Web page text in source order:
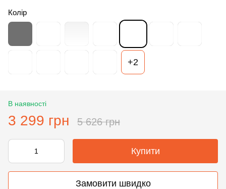
Колір
+2
В наявності
3 299 грн 5 626 грн
Купити
Замовити швидко